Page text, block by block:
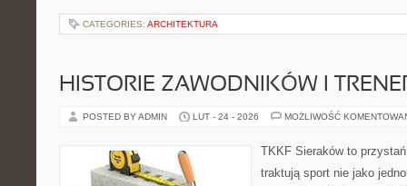
CATEGORIES: ARCHITEKTURA
HISTORIE ZAWODNIKÓW I
POSTED BY ADMIN LUT - 24 - 2026 MOŻLIWOŚĆ
TKKF Sieraków to
traktują sport nie jako